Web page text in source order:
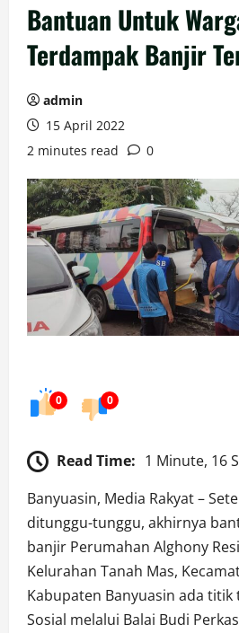
Bantuan Untuk
Terdampak Banjir
admin
15 April 2022
2 minutes read
0
0 0
Read Time: 1 Minute, 16
Banyuasin, Media Rakyat –
ditunggu-tunggu, akhirnya
banjir Perumahan Alghony
Kelurahan Tanah Mas,
Kabupaten Banyuasin ada
Sosial melalui Balai Budi